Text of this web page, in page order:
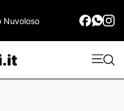
Nuvoloso